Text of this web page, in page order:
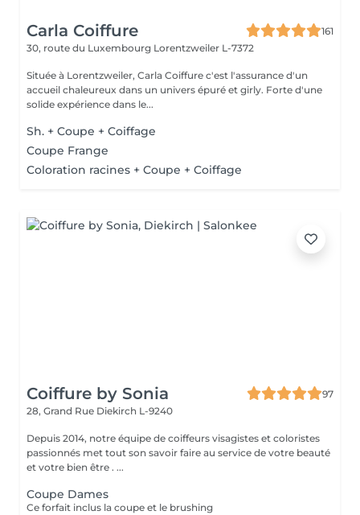
Carla Coiffure
161
30, route du Luxembourg Lorentzweiler L-7372
Située à Lorentzweiler, Carla Coiffure c'est l'assurance d'un
accueil chaleureux dans un univers épuré et girly. Forte d'une
solide expérience dans le...
Sh. + Coupe + Coiffage
Coupe Frange
Coloration racines + Coupe + Coiffage
Coiffure by Sonia
97
28, Grand Rue Diekirch L-9240
Depuis 2014, notre équipe de coiffeurs visagistes et coloristes
passionnés met tout son savoir faire au service de votre beauté
et votre bien être . ...
Coupe Dames
Ce forfait inclus la coupe et le brushing